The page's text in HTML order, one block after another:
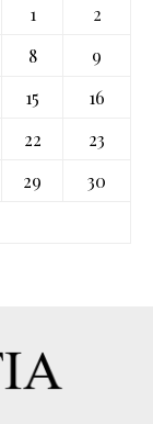
1
2
8
9
15
16
22
23
29
30